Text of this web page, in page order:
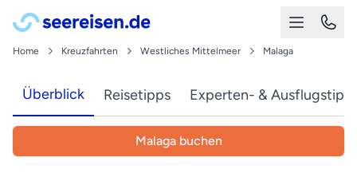
Home Kreuzfahrten Westliches Mittelmeer Malaga
Überblick Reisetipps Experten- &
Malaga buchen